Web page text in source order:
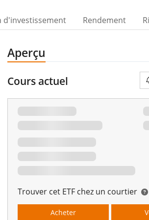
d'investissement Rendement
Aperçu
Cours actuel
Trouver cet ETF chez un courtier
Acheter